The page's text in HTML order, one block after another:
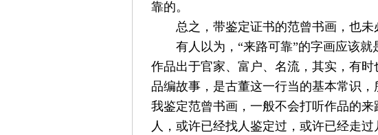
靠的。
总之，带鉴定证书的范曾书画，也未
有人以为，“来路可靠”的字画应该
作品出于官家、富户、名流，其实，有
品编故事，是古董这一行当的基本常识，
我鉴定范曾书画，一般不会打听作品的
人，或许已经找人鉴定过，或许已经走